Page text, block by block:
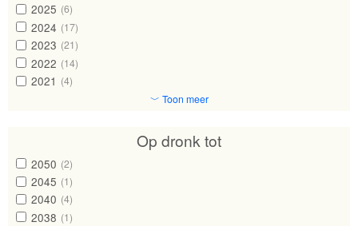
2025 (6)
2024 (17)
2023 (21)
2022 (14)
2021 (4)
﹀ Toon meer
Op dronk tot
2050 (2)
2045 (1)
2040 (4)
2038 (1)